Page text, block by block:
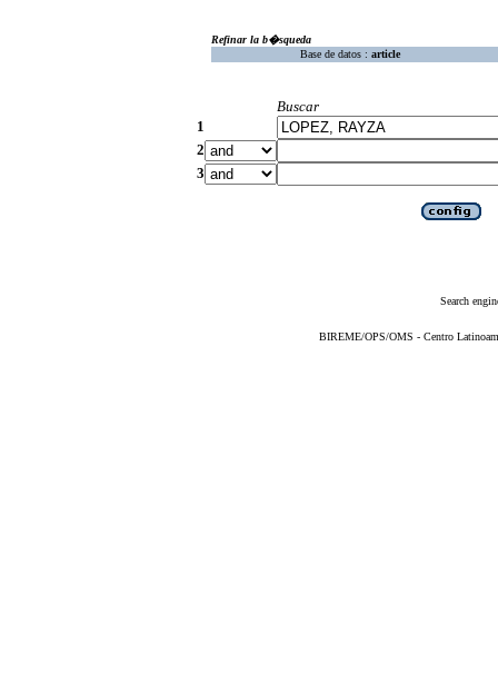
Refinar la b�squeda
Base de datos : article
Buscar
1
2
3
Search
BIREME/OPS/OMS - Centro